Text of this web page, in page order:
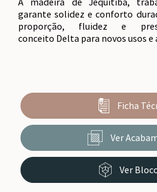
garante solidez e conforto
proporção, fluidez e
conceito Delta para novos usos e
Ficha
Ver
Ver